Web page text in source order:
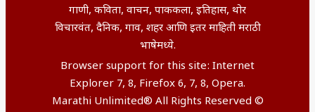
गाणी, कविता, वाचन, पाककला, इतिहास, थोर
विचारवंत, दैनिक, गाव, शहर आणि इतर माहिती मराठी
भाषेमध्ये.
Browser support for this site: Internet
Explorer 7, 8, Firefox 6, 7, 8, Opera.
Marathi Unlimited® All Rights Reserved ©